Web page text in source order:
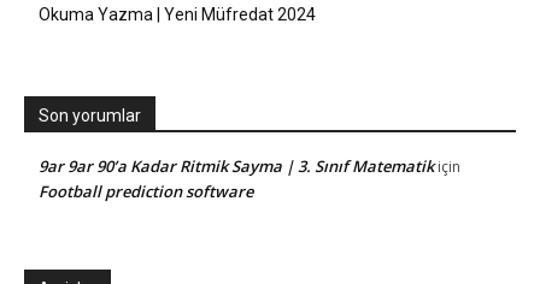
Okuma Yazma | Yeni Müfredat 2024
Son yorumlar
9ar 9ar 90’a Kadar Ritmik Sayma | 3. Sınıf Matematikiçin
Football prediction software